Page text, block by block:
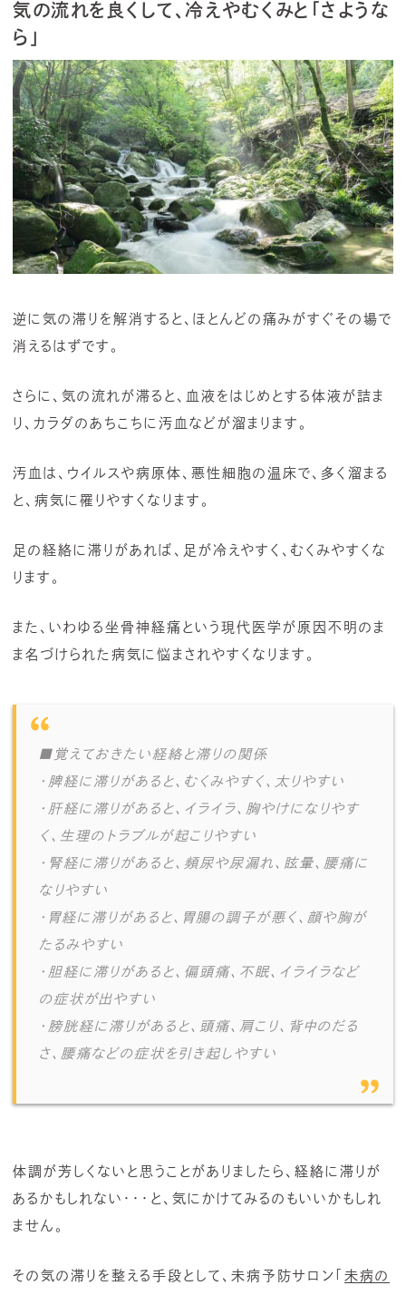
気の流れを良くして、冷えやむくみと「さような
ら」
逆に気の滞りを解消すると、ほとんどの痛みがすぐその場で
消えるはずです。
さらに、気の流れが滞ると、血液をはじめとする体液が詰ま
り、カラダのあちこちに汚血などが溜まります。
汚血は、ウイルスや病原体、悪性細胞の温床で、多く溜まる
と、病気に罹りやすくなります。
足の経絡に滞りがあれば、足が冷えやすく、むくみやすくな
ります。
また、いわゆる坐骨神経痛という現代医学が原因不明のま
ま名づけられた病気に悩まされやすくなります。
■覚えておきたい経絡と滞りの関係
・脾経に滞りがあると、むくみやすく、太りやすい
・肝経に滞りがあると、イライラ、胸やけになりやす
く、生理のトラブルが起こりやすい
・腎経に滞りがあると、頻尿や尿漏れ、眩暈、腰痛に
なりやすい
・胃経に滞りがあると、胃腸の調子が悪く、顔や胸が
たるみやすい
・胆経に滞りがあると、偏頭痛、不眠、イライラなど
の症状が出やすい
・膀胱経に滞りがあると、頭痛、肩こり、背中のだる
さ、腰痛などの症状を引き起しやすい
体調が芳しくないと思うことがありましたら、経絡に滞りが
あるかもしれない・・・と、気にかけてみるのもいいかもしれ
ません。
その気の滞りを整える手段として、未病予防サロン「 未病の